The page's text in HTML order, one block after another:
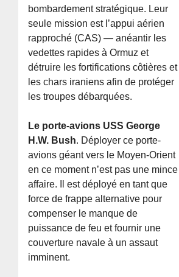
bombardement stratégique. Leur
seule mission est l’appui aérien
rapproché (CAS) — anéantir les
vedettes rapides à Ormuz et
détruire les fortifications côtières et
les chars iraniens afin de protéger
les troupes débarquées.
Le porte-avions USS George
H.W. Bush. Déployer ce porte-
avions géant vers le Moyen-Orient
en ce moment n’est pas une mince
affaire. Il est déployé en tant que
force de frappe alternative pour
compenser le manque de
puissance de feu et fournir une
couverture navale à un assaut
imminent.